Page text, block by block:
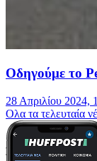
Οδηγούμε το
28 Απριλίου 2024,
Oλα τα τελευταία